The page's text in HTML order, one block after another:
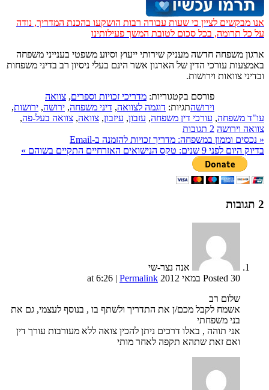
אנו מבקשים לציין כי שעות עבודה רבות הושקעו בהכנת המדריך, נודה
על כל תרומה, בכל סכום לטובת המשך פעילותינו
ארגון משפחה חדשה מעניק שירותי ייעוץ וסיוע משפטי בענייני משפחה
באמצעות עורכי הדין של הארגון אשר הינם בעלי ניסיון רב בדיני משפחות
ובדיני צוואות וירושות.
פורסם בקטגוריות: מדריכי זכויות וספרים, צוואה
וירושהתגיות: דוגמה לצוואה, דיני משפחה, ירושה, ירושות,
עו"ד משפחה, עורכי דין משפחה, עזבון, עיזבון, צוואה, צוואה בעל-פה,
צוואה וירושה 2 תגובות
« נכסים וממון במשפחה: מדריך זכויות להזמנה ב-Email
בדיוק היום לפני 9 שנים: טקס הנישואים האזרחיים התקיים בשוהם
»
2 תגובות
אנה נצר-שי
Posted 30 במאי 2012 at 6:26
| Permalink
שלום רב
אשמח לקבל מכם/ן את התדריך ולשתף בו , בנוסף לעצמי, גם את
בני משפחתי
אני תוהה , באלו דרכים ניתן להכין צואה ללא מעורבות עורך דין
ואם זאת שתהא תקפה לאחר מותי